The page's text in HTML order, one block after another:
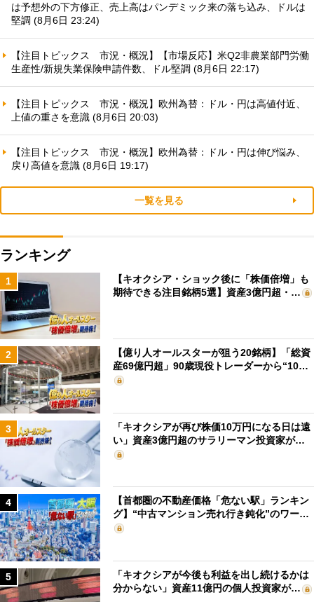
は予想外の下方修正、売上高はパンデミック来の落ち込み、ドルは
堅調 (8月6日 23:24)
【注目トピックス 市況・概況】【市場反応】米Q2非農業部門労働
生産性/新規失業保険申請件数、ドル堅調 (8月6日 22:17)
【注目トピックス 市況・概況】欧州為替：ドル・円は高値付近、
上値の重さを意識 (8月6日 20:03)
【注目トピックス 市況・概況】欧州為替：ドル・円は伸び悩み、
戻り高値を意識 (8月6日 19:17)
一覧を見る
ランキング
1
【キオクシア・ショック後に「株価倍増」も
期待できる注目銘柄5選】資産3億円超・…
2
【億り人オールスターが狙う20銘柄】「総資
産69億円超」90歳現役トレーダーから“10…
3
「キオクシアが再び株価10万円になる日は遠
い」資産3億円超のサラリーマン投資家が…
4
【首都圏の不動産価格「危ない駅」ランキン
グ】“中古マンション売れ行き鈍化”のワー…
5
「キオクシアが今後も利益を出し続けるかは
分からない」資産11億円の個人投資家が…